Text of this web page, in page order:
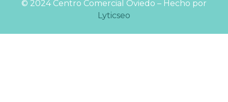
©️ 2024 Centro Comercial Oviedo – Hecho por
Lyticseo